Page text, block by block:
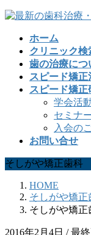
コ
ナ
ホーム
クリニック検
歯の治療につ
スピード矯
スピード矯正
学会活
セミナ
入会の
お問い合せ
そしがや矯正歯科
HOME
そしがや矯正
そしがや矯正
2016年2月4日 / 最